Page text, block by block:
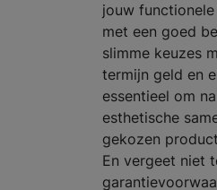
jouw
met een goed
slimme keuzes
termijn geld en
essentieel om
esthetische
gekozen
En vergeet niet